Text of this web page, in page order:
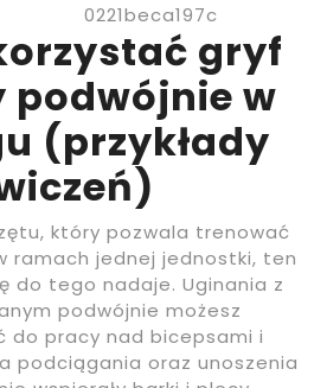
0221beca197c
gryf
podwójnie w
(przykłady
który pozwala trenować
ramach jednej jednostki, ten
do tego nadaje. Uginania z
podwójnie możesz
do pracy nad bicepsami i
podciągania oraz unoszenia